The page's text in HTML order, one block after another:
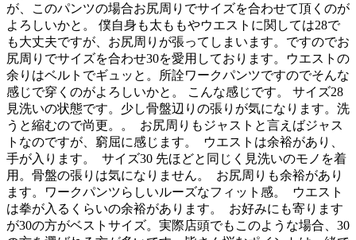
が、このパンツの場合お尻周りでサイズを合わせて頂くのが
よろしいかと。 僕自身も太ももやウエストに関しては28で
も大丈夫ですが、お尻周りが張ってしまいます。ですのでお
尻周りでサイズを合わせ30を愛用しております。ウエストの
余りはベルトでギュッと。所詮ワークパンツですのでそんな
感じで穿くのがよろしいかと。 こんな感じです。 サイズ28
見洗いの状態です。少し骨盤辺りの張りが気になります。洗
うと縮むので尚更。。
お尻周りもジャストと言えばジャス
トなのですが、窮屈に感じます。
ウエストは余裕があり、
手が入ります。
サイズ30 先ほどと同じく見洗いのモノを着
用。骨盤の張りは気になりません。
お尻周りも余裕があり
ます。ワークパンツらしいルーズなフィット感。
ウエスト
は拳が入るくらいの余裕があります。
お好みにも寄ります
が30の方がベストサイズ。実際店頭でもこのような場合、30